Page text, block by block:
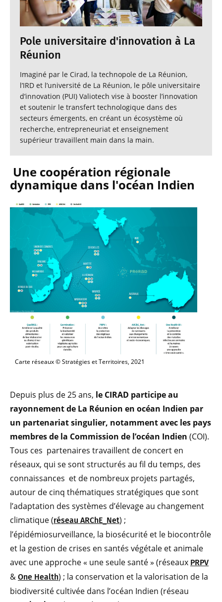
Pole universitaire d'innovation à La
Réunion
Imaginé par le Cirad, la technopole de La Réunion,
l’IRD et l’université de La Réunion, le pôle universitaire
d’innovation (PUI) Valiotech vise à booster l’innovation
et soutenir le transfert technologique dans des
secteurs émergents, en créant un écosystème où
recherche, entrepreneuriat et enseignement
supérieur travaillent main dans la main.
Une coopération régionale
dynamique dans l'océan Indien
Carte réseaux © Stratégies et Territoires, 2021
Depuis plus de 25 ans, le CIRAD participe au
rayonnement de La Réunion en océan Indien par
un partenariat singulier, notamment avec les pays
membres de la Commission de l’océan Indien (COI).
Tous ces partenaires travaillent de concert en
réseaux, qui se sont structurés au fil du temps, des
connaissances et de nombreux projets partagés,
autour de cinq thématiques stratégiques que sont
l’adaptation des systèmes d’élevage au changement
climatique (réseau ARChE_Net) ;
l’épidémiosurveillance, la biosécurité et le biocontrôle
et la gestion de crises en santés végétale et animale
avec une approche « une seule santé » (réseaux PRPV
& One Health) ; la conservation et la valorisation de la
biodiversité cultivée dans l’océan Indien (réseau